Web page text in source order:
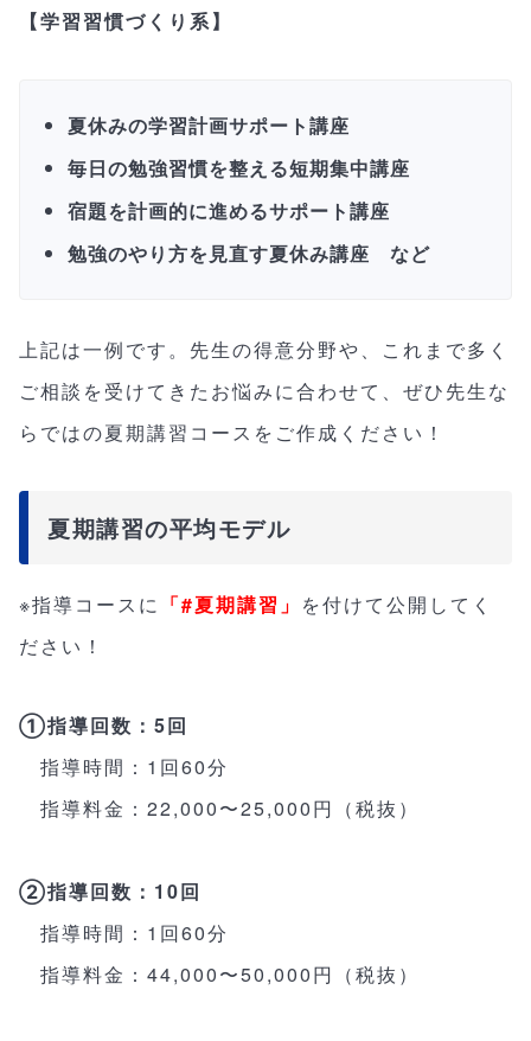
【学習習慣づくり系】
夏休みの学習計画サポート講座
毎日の勉強習慣を整える短期集中講座
宿題を計画的に進めるサポート講座
勉強のやり方を見直す夏休み講座 など
上記は一例です。先生の得意分野や、これまで多く
ご相談を受けてきたお悩みに合わせて、ぜひ先生な
らではの夏期講習コースをご作成ください！
夏期講習の平均モデル
※指導コースに 「#夏期講習」 を付けて公開してく
ださい！
①指導回数：5回
指導時間：1回60分
指導料金：22,000〜25,000円（税抜）
②指導回数：10回
指導時間：1回60分
指導料金：44,000〜50,000円（税抜）